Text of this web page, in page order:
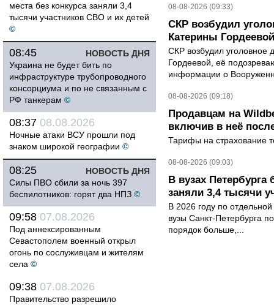
места без конкурса заняли 3,4
тысячи участников СВО и их детей
©
НОВОСТЬ ДНЯ
08:45
Украина не будет бить по
инфраструктуре трубопроводного
консорциума и по не связанным с
РФ танкерам ©
08:37 08.08.2026
Ночные атаки ВСУ прошли под
знаком широкой географии ©
НОВОСТЬ ДНЯ
08:25
Силы ПВО сбили за ночь 397
беспилотников: горят два НПЗ ©
09:58 07.08.2026
Под аннексированным
Севастополем военный открыл
огонь по сослуживцам и жителям
села ©
09:38 07.08.2026
Правительство разрешило
08-08-2026 (09:33)
СКР возбудил
Катерины Гордеевой
СКР возбудил уголовное
Гордеевой, её
информации о
08-08-2026 (09:18)
Продавцам на
включив в неё
Тарифы на страхование
08-08-2026 (09:03)
В вузах
заняли 3,4 тысячи
В 2026 году по
вузы Санкт-Петербурга
порядок больше,...